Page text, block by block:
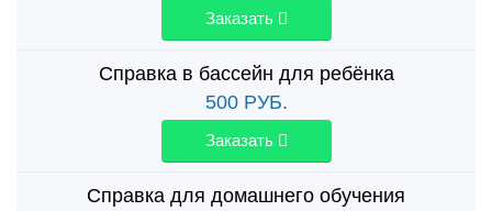
Заказать
Справка в бассейн для ребёнка
500РУБ.
Заказать
Справка для домашнего обучения